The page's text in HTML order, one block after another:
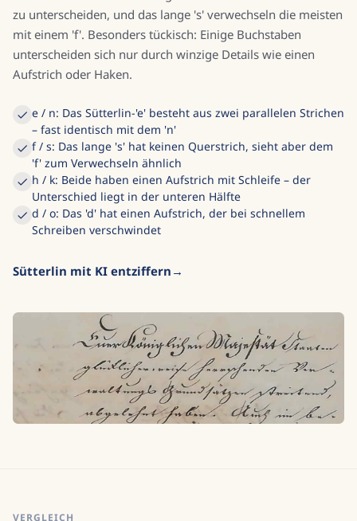
zu unterscheiden, und das lange 's' verwechseln die meisten
mit einem 'f'. Besonders tückisch: Einige Buchstaben
unterscheiden sich nur durch winzige Details wie einen
Aufstrich oder Haken.
e / n: Das Sütterlin-'e' besteht aus zwei parallelen Strichen
– fast identisch mit dem 'n'
f / s: Das lange 's' hat keinen Querstrich, sieht aber dem
'f' zum Verwechseln ähnlich
h / k: Beide haben einen Aufstrich mit Schleife – der
Unterschied liegt in der unteren Hälfte
d / o: Das 'd' hat einen Aufstrich, der bei schnellem
Schreiben verschwindet
Sütterlin mit KI entziffern
VERGLEICH